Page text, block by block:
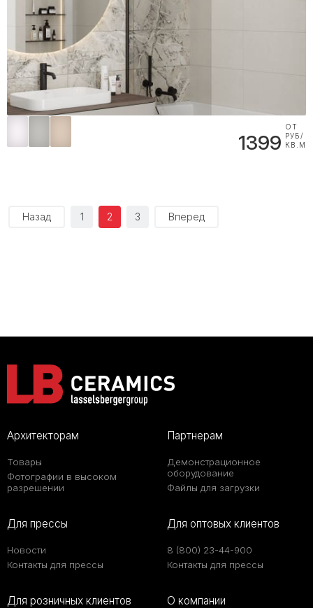
1399
ОТ
РУБ/
КВ.М
Назад 1 2 3 Вперед
Архитекторам
Товары
Фотографии в высоком
разрешении
Партнерам
Демонстрационное
оборудование
Файлы для загрузки
Для прессы
Новости
Контакты для прессы
Для оптовых клиентов
8 (800) 23-44-900
Контакты для прессы
Для розничных клиентов О компании